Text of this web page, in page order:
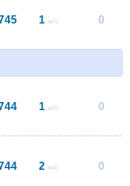
1 м/с 0
1 м/с 0
2 м/с 0